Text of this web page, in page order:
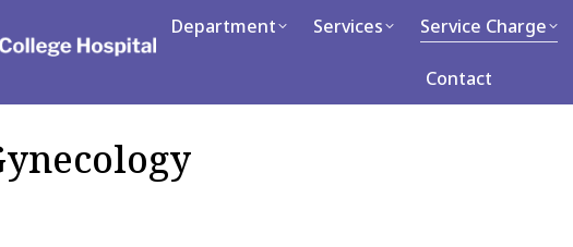
Department Services Service Charge
Contact
Department Services Service Charge Press
Contact